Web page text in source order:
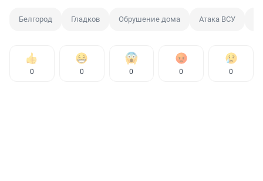
Белгород Гладков Обрушение дома Атака ВСУ
0 0 0 0 0